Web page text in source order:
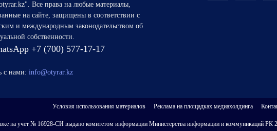
Все права на любые материалы,
на сайте, защищены в соответствии с
и международным законодательством об
собственности.
+7 (700) 577-17-17
с нами: info@otyrar.kz
Условия использования материалов Реклама на площадках медиахолдинга
на учет № 16928-СИ выдано комитетом информации Министерства информации и коммуникаций РК